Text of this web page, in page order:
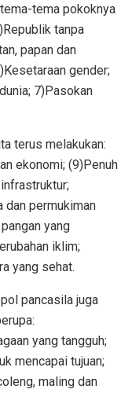
tema pokoknya
tanpa
papan dan
gender;
7)Pasokan
terus melakukan:
ekonomi; (9)Penuh
dan permukiman
yang
iklim;
yang sehat.
pancasila juga
yang tangguh;
mencapai tujuan;
maling dan